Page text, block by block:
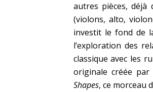
autres pièces, déjà
(violons, alto,
investit le fond de
l’exploration des
classique avec les
originale créée par
Shapes, ce morceau